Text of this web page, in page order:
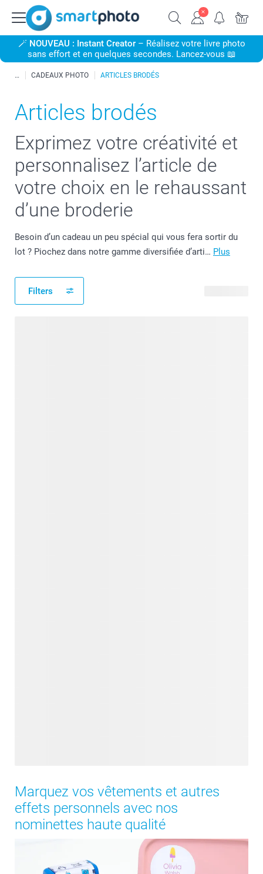
🪄 NOUVEAU : Instant Creator– Réalisez votre livre photo
sans effort et en quelques secondes. Lancez-vous 📖
CADEAUX PHOTO ARTICLES BRODÉS
Articles brodés
Exprimez votre créativité et
personnalisez l’article de
votre choix en le rehaussant
d’une broderie
Besoin d’un cadeau un peu spécial qui vous fera sortir du
lot ? Piochez dans notre gamme diversifiée d’arti… Plus
Filters
Marquez vos vêtements et autres
effets personnels avec nos
nominettes haute qualité